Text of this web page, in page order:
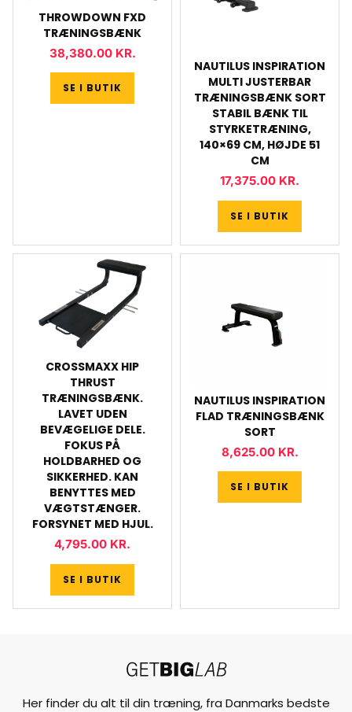
THROWDOWN FXD
TRÆNINGSBÆNK
38,380.00 KR.
SE I BUTIK
NAUTILUS INSPIRATION
MULTI JUSTERBAR
TRÆNINGSBÆNK SORT
STABIL BÆNK TIL
STYRKETRÆNING,
140×69 CM, HØJDE 51
CM
17,375.00 KR.
SE I BUTIK
CROSSMAXX HIP
THRUST
TRÆNINGSBÆNK.
LAVET UDEN
BEVÆGELIGE DELE.
FOKUS PÅ
HOLDBARHED OG
SIKKERHED. KAN
BENYTTES MED
VÆGTSTÆNGER.
FORSYNET MED HJUL.
4,795.00 KR.
SE I BUTIK
NAUTILUS INSPIRATION
FLAD TRÆNINGSBÆNK
SORT
8,625.00 KR.
SE I BUTIK
Her finder du alt til din træning, fra Danmarks bedste